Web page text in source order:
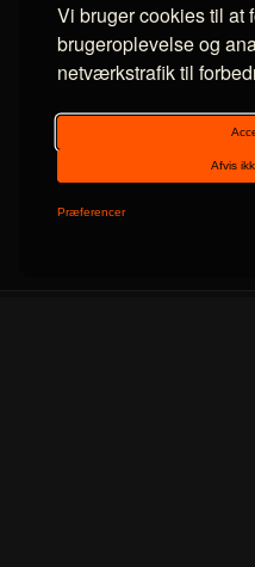
Vi bruger cookies til at
brugeroplevelse og
netværkstrafik til